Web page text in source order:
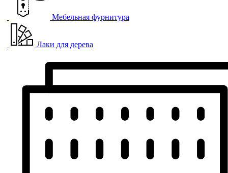
Мебельная фурнитура
Лаки для дерева